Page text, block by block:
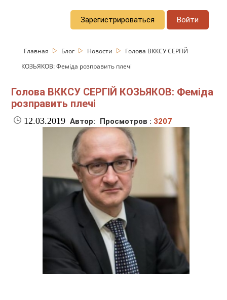
Зарегистрироваться Войти
Главная Блог Новости
Голова ВККСУ СЕРГІЙ
КОЗЬЯКОВ: Феміда розправить плечі
Голова ВККСУ СЕРГІЙ КОЗЬЯКОВ: Феміда
розправить плечі
12.03.2019 Автор: Просмотров : 3207